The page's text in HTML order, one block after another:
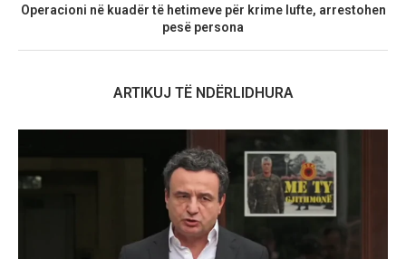
Operacioni në kuadër të hetimeve për krime lufte, arrestohen
pesë persona
ARTIKUJ TË NDËRLIDHURA